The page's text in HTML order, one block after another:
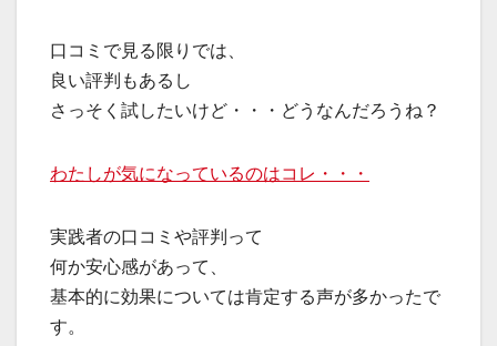
口コミで見る限りでは、
良い評判もあるし
さっそく試したいけど・・・どうなんだろうね？
わたしが気になっているのはコレ・・・
実践者の口コミや評判って
何か安心感があって、
基本的に効果については肯定する声が多かったで
す。